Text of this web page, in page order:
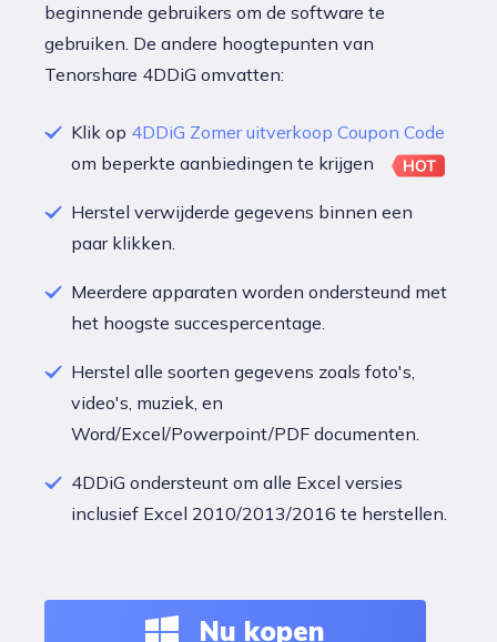
beginnende gebruikers om de software te
gebruiken. De andere hoogtepunten van
Tenorshare 4DDiG omvatten:
Klik op 4DDiG Zomer uitverkoop Coupon Code
om beperkte aanbiedingen te krijgen
Herstel verwijderde gegevens binnen een
paar klikken.
Meerdere apparaten worden ondersteund met
het hoogste succespercentage.
Herstel alle soorten gegevens zoals foto's,
video's, muziek, en
Word/Excel/Powerpoint/PDF documenten.
4DDiG ondersteunt om alle Excel versies
inclusief Excel 2010/2013/2016 te herstellen.
Nu kopen